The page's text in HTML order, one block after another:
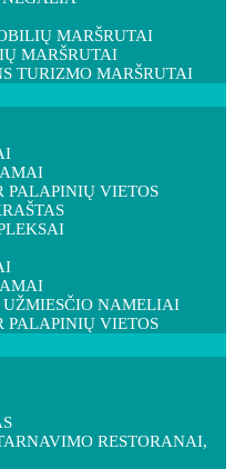
MARŠRUTAI
MARŠRUTAI
TURIZMO MARŠRUTAI
PALAPINIŲ VIETOS
UŽMIESČIO NAMELIAI
PALAPINIŲ VIETOS
RESTORANAI,